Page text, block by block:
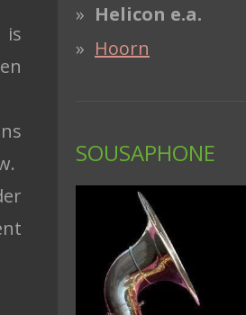
is
Helicon e.a.
Hoorn
SOUSAPHONE